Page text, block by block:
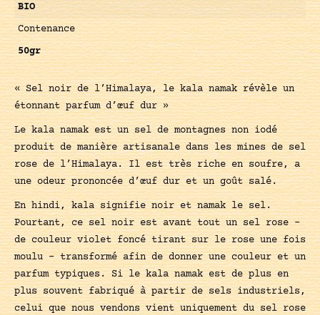
BIO
Contenance
50gr
« Sel noir de l’Himalaya, le kala namak révèle un
étonnant parfum d’œuf dur »
Le kala namak est un sel de montagnes non iodé
produit de manière artisanale dans les mines de sel
rose de l’Himalaya. Il est très riche en soufre, a
une odeur prononcée d’œuf dur et un goût salé.
En hindi, kala signifie noir et namak le sel.
Pourtant, ce sel noir est avant tout un sel rose –
de couleur violet foncé tirant sur le rose une fois
moulu – transformé afin de donner une couleur et un
parfum typiques. Si le kala namak est de plus en
plus souvent fabriqué à partir de sels industriels,
celui que nous vendons vient uniquement du sel rose